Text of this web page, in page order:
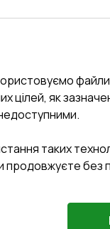
файли
цілей, як
таких
продовжуєте без